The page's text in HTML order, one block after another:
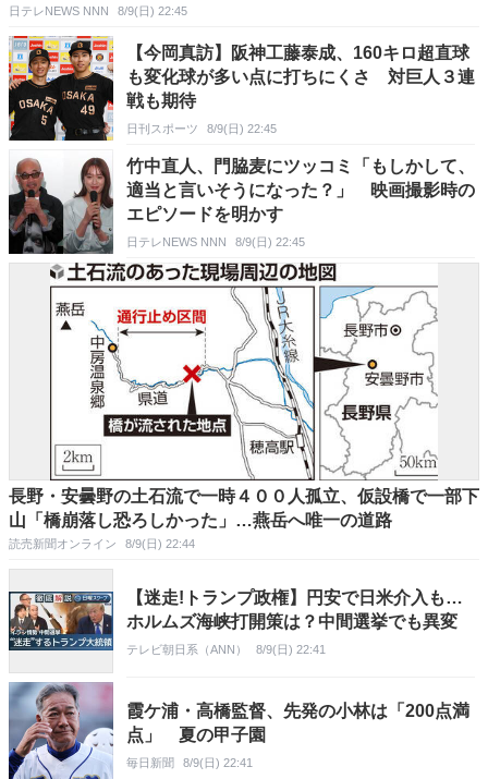
日テレNEWS NNN 8/9(日) 22:45
【今岡真訪】阪神工藤泰成、160キロ超直球
も変化球が多い点に打ちにくさ 対巨人３連
戦も期待
日刊スポーツ 8/9(日) 22:45
竹中直人、門脇麦にツッコミ「もしかして、
適当と言いそうになった？」 映画撮影時の
エピソードを明かす
日テレNEWS NNN 8/9(日) 22:45
長野・安曇野の土石流で一時４００人孤立、仮設橋で一部下
山「橋崩落し恐ろしかった」…燕岳へ唯一の道路
読売新聞オンライン 8/9(日) 22:44
【迷走!トランプ政権】円安で日米介入も…
ホルムズ海峡打開策は？中間選挙でも異変
テレビ朝日系（ANN） 8/9(日) 22:41
霞ケ浦・高橋監督、先発の小林は「200点満
点」 夏の甲子園
毎日新聞 8/9(日) 22:41